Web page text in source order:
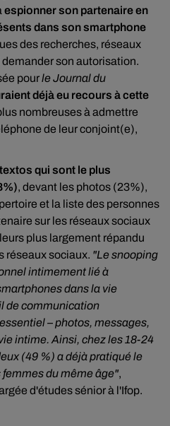
espionner son partenaire en
dans son smartphone
des recherches, réseaux
son autorisation.
pourle Journal du
déjà eu recours à cette
nombreuses à admettre
de leur conjoint(e),
qui sont le plus
, devant les photos (23%),
et la liste des personnes
sur les réseaux sociaux
plus largement répandu
réseaux sociaux. "Le snooping
intimement lié à
dans la vie
de communication
– photos, messages,
intime. Ainsi, chez les 18-24
(49 %) a déjà pratiqué le
du même âge",
d'études sénior à l'Ifop.